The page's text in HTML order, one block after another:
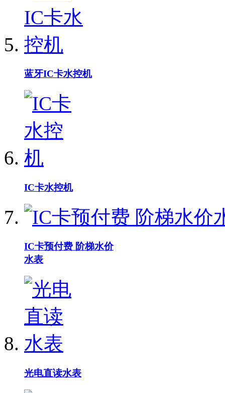
蓝牙IC卡水控机
IC卡水控机
IC卡预付费 阶梯水价
水表
光电直读水表